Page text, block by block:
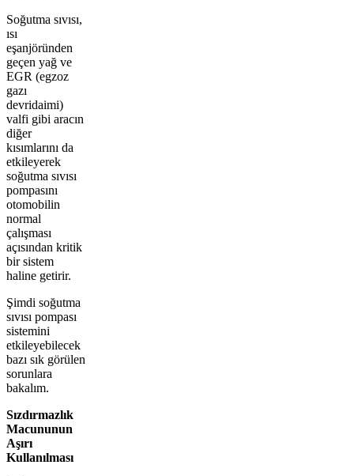
Soğutma sıvısı,
ısı
eşanjöründen
geçen yağ ve
EGR (egzoz
gazı
devridaimi)
valfi gibi aracın
diğer
kısımlarını da
etkileyerek
soğutma sıvısı
pompasını
otomobilin
normal
çalışması
açısından kritik
bir sistem
haline getirir.
Şimdi soğutma
sıvısı pompası
sistemini
etkileyebilecek
bazı sık görülen
sorunlara
bakalım.
Sızdırmazlık
Macununun
Aşırı
Kullanılması